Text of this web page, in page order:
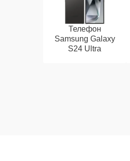
Телефон
Samsung Galaxy
S24 Ultra